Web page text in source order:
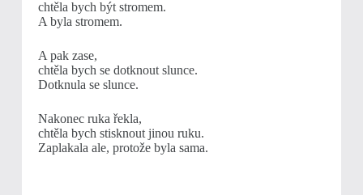
chtěla bych být stromem.
A byla stromem.
A pak zase,
chtěla bych se dotknout slunce.
Dotknula se slunce.
Nakonec ruka řekla,
chtěla bych stisknout jinou ruku.
Zaplakala ale, protože byla sama.